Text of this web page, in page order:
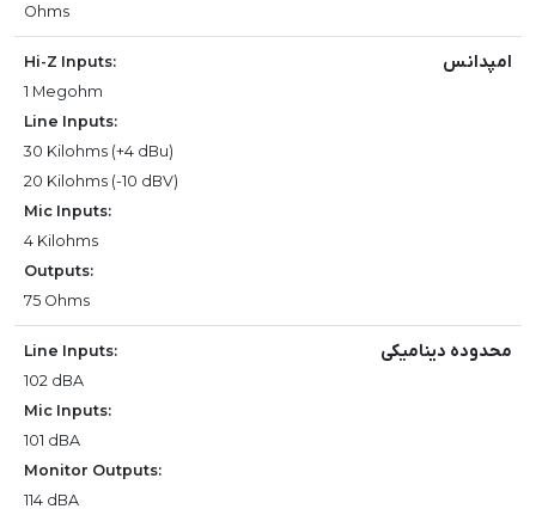
Ohms
امپدانس
Hi-Z Inputs:
1 Megohm
Line Inputs:
30 Kilohms (+4 dBu)
20 Kilohms (-10 dBV)
Mic Inputs:
4 Kilohms
Outputs:
75 Ohms
محدوده دینامیکی
Line Inputs:
102 dBA
Mic Inputs:
101 dBA
Monitor Outputs:
114 dBA